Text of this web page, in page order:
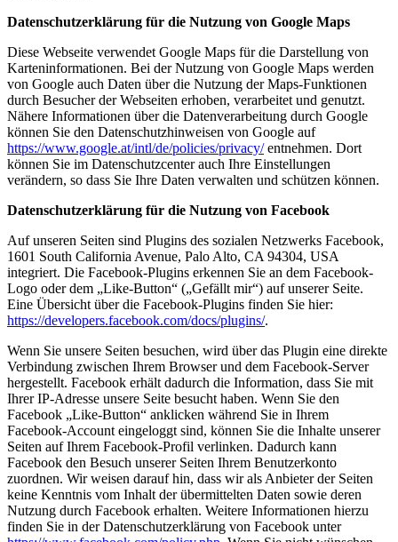
Datenschutzerklärung für die Nutzung von Google Maps
Diese Webseite verwendet Google Maps für die Darstellung von
Karteninformationen. Bei der Nutzung von Google Maps werden
von Google auch Daten über die Nutzung der Maps-Funktionen
durch Besucher der Webseiten erhoben, verarbeitet und genutzt.
Nähere Informationen über die Datenverarbeitung durch Google
können Sie den Datenschutzhinweisen von Google auf
https://www.google.at/intl/de/policies/privacy/entnehmen. Dort
können Sie im Datenschutzcenter auch Ihre Einstellungen
verändern, so dass Sie Ihre Daten verwalten und schützen können.
Datenschutzerklärung für die Nutzung von Facebook
Auf unseren Seiten sind Plugins des sozialen Netzwerks Facebook,
1601 South California Avenue, Palo Alto, CA 94304, USA
integriert. Die Facebook-Plugins erkennen Sie an dem Facebook-
Logo oder dem „Like-Button“ („Gefällt mir“) auf unserer Seite.
Eine Übersicht über die Facebook-Plugins finden Sie hier:
https://developers.facebook.com/docs/plugins/.
Wenn Sie unsere Seiten besuchen, wird über das Plugin eine direkte
Verbindung zwischen Ihrem Browser und dem Facebook-Server
hergestellt. Facebook erhält dadurch die Information, dass Sie mit
Ihrer IP-Adresse unsere Seite besucht haben. Wenn Sie den
Facebook „Like-Button“ anklicken während Sie in Ihrem
Facebook-Account eingeloggt sind, können Sie die Inhalte unserer
Seiten auf Ihrem Facebook-Profil verlinken. Dadurch kann
Facebook den Besuch unserer Seiten Ihrem Benutzerkonto
zuordnen. Wir weisen darauf hin, dass wir als Anbieter der Seiten
keine Kenntnis vom Inhalt der übermittelten Daten sowie deren
Nutzung durch Facebook erhalten. Weitere Informationen hierzu
finden Sie in der Datenschutzerklärung von Facebook unter